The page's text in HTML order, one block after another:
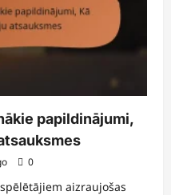
papildinājumi,
0
aizraujošas